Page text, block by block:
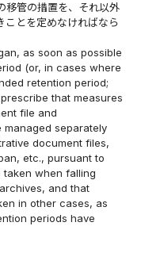
移管の措置を、それ以外
ことを定めなければなら
as soon as possible
(or, in cases where
retention period;
that measures
file and
managed separately
document files,
etc., pursuant to
taken when falling
and that
in other cases, as
periods have